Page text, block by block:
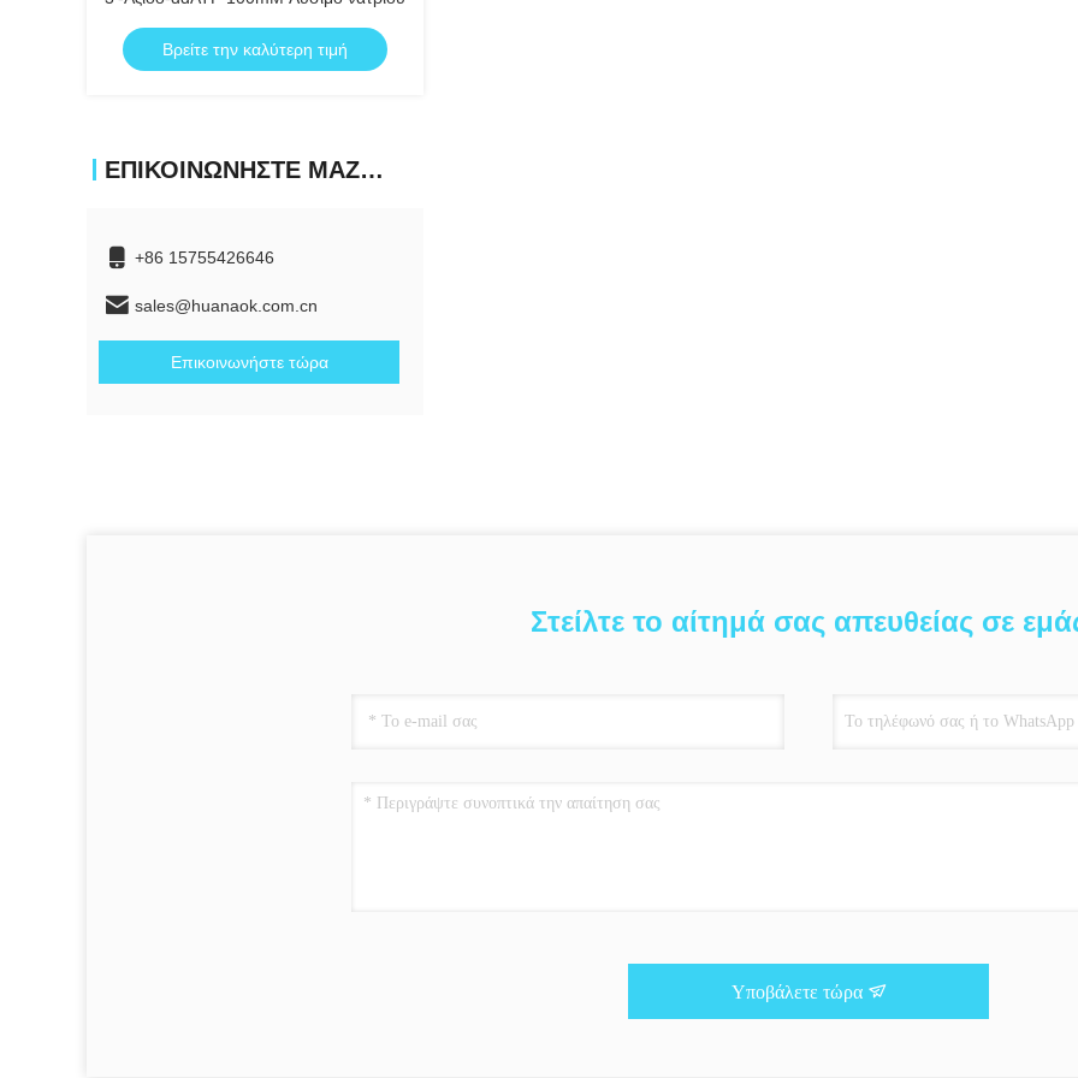
Βρείτε την καλύτερη τιμή
ΕΠΙΚΟΙΝΩΝΉΣΤΕ ΜΑΖΊ ΜΑΣ
+86 15755426646
sales@huanaok.com.cn
Επικοινωνήστε τώρα
Στείλτε το αίτημά σας απευθείας σε
Υποβάλετε τώρα